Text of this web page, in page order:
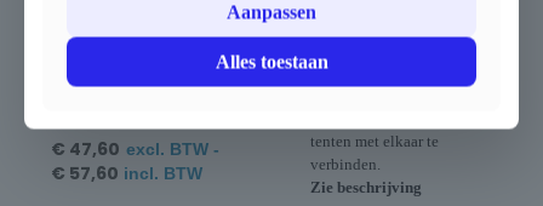
beschermd blijft tegen stof,
vuil en beschadiging.
€ 47,60 excl. BTW -
€ 57,60 incl. BTW
rond de tentpoot in elkaar
passen. Eén gewicht kan
tenten met elkaar te
verbinden.
Zie beschrijving
Aanpassen
Alles toestaan